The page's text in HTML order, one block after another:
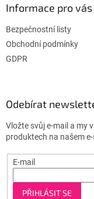
Informace pro vás
Bezpečnostní listy
Obchodní podmínky
GDPR
Odebírat
Vložte svůj e-mail a my
produktech na našem
E-mail
PŘIHLÁSIT SE